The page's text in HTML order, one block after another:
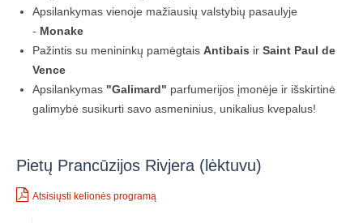
Apsilankymas vienoje mažiausių valstybių pasaulyje
- Monake
Pažintis su menininkų pamėgtais Antibais ir Saint Paul de
Vence
Apsilankymas "Galimard" parfumerijos įmonėje ir išskirtinė
galimybė susikurti savo asmeninius, unikalius kvepalus!
Pietų Prancūzijos Rivjera (lėktuvu)
Atsisiųsti kelionės programą